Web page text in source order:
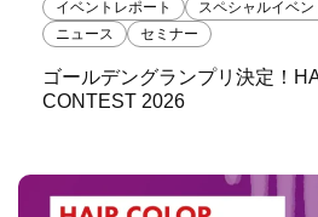
イベントレポート
スペシャルイベン
ニュース
セミナー
ゴールデングランプリ決定！
CONTEST 2026